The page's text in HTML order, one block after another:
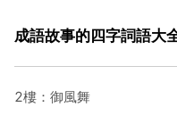
成語故事的四字詞語大
2樓：御風舞